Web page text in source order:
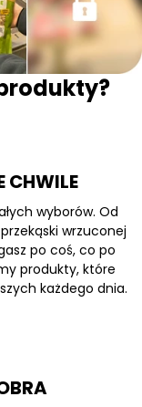
CHWILE
wyborów. Od
wrzuconej
po coś, co po
produkty, które
każdego dnia.